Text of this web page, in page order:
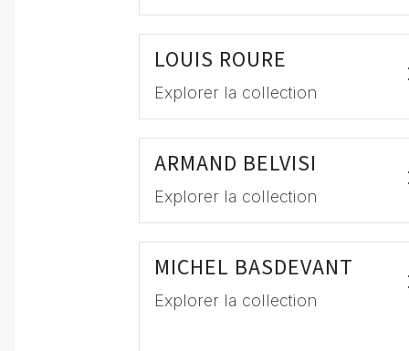
LOUIS ROURE
Explorer la collection
ARMAND BELVISI
Explorer la collection
MICHEL BASDEVANT
Explorer la collection